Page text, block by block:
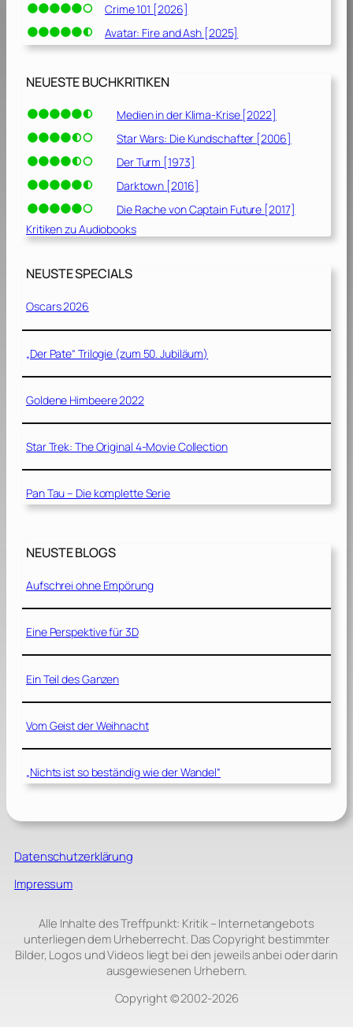
Crime 101 [2026]
Avatar: Fire and Ash [2025]
NEUESTE BUCHKRITIKEN
Medien in der Klima-Krise [2022]
Star Wars: Die Kundschafter [2006]
Der Turm [1973]
Darktown [2016]
Die Rache von Captain Future [2017]
Kritiken zu Audiobooks
NEUSTE SPECIALS
Oscars 2026
„Der Pate“ Trilogie (zum 50. Jubiläum)
Goldene Himbeere 2022
Star Trek: The Original 4-Movie Collection
Pan Tau – Die komplette Serie
NEUSTE BLOGS
Aufschrei ohne Empörung
Eine Perspektive für 3D
Ein Teil des Ganzen
Vom Geist der Weihnacht
„Nichts ist so beständig wie der Wandel“
Datenschutzerklärung
Impressum
Alle Inhalte des Treffpunkt: Kritik – Internetangebots
unterliegen dem Urheberrecht. Das Copyright bestimmter
Bilder, Logos und Videos liegt bei den jeweils anbei oder darin
ausgewiesenen Urhebern.
Copyright © 2002‑2026